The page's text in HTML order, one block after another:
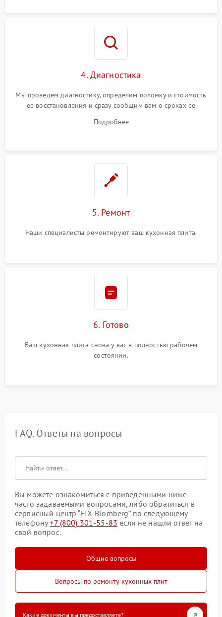
4. Диагностика
Мы проведем диагностику, определим поломку и стоимость
ее восстановления и сразу сообщим вам о сроках ее
Подробнее
5. Ремонт
Наши специалисты ремонтируют ваш кухонная плита.
6. Готово
Ваш кухонная плита снова у вас в полностью рабочем
состоянии.
FAQ. Ответы на вопросы
Вы можете ознакомиться с приведенными ниже
часто задаваемыми вопросами, либо обратиться в
сервисный центр “FIX-Blomberg” по следующему
телефону+7 (800) 301-55-83 если не нашли ответ на
свой вопрос.
Общие вопросы
Вопросы по ремонту кухонных плит
Какие документы вы предоставляете?